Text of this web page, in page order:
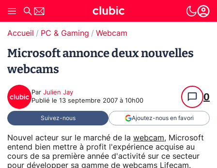
Accueil PC & Gaming Webcam
Microsoft annonce deux nouvelles
webcams
Par Julien Jay
Publié le 13 septembre 2007 à 10h00 0
Suivez-nous Ajoutez-nous en favori
Nouvel acteur sur le marché de la webcam, Microsoft
entend bien mettre à profit l'expérience acquise au
cours de sa première année d'activité sur ce secteur
pour développer sa gamme de webcams Lifecam.